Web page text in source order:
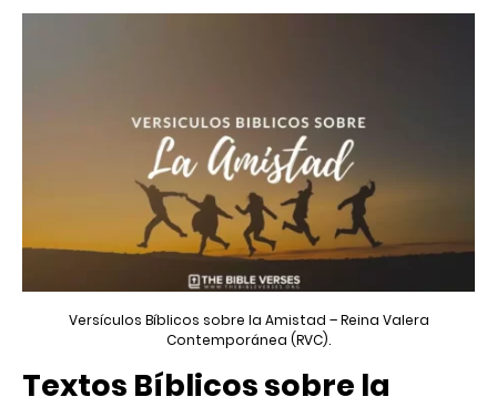
Versículos Bíblicos sobre la Amistad – Reina Valera
Contemporánea (RVC).
Textos Bíblicos sobre la